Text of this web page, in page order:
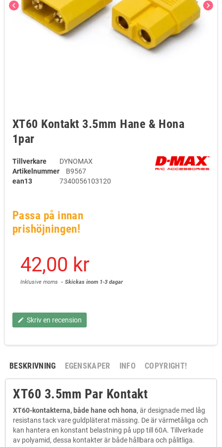
chevron_left chevron_right
XT60 Kontakt 3.5mm Hane & Hona
1par
Tillverkare
DYNOMAX
Artikelnummer
B9567
ean13
7340056103120
Passa på innan
prishöjningen!
42,00 kr
Inklusive moms Skickas inom 1-3 dagar
edit Skriv en recension
BESKRIVNING EGENSKAPER INFO COPYRIGHT!
XT60 3.5mm Par Kontakt
XT60-kontakterna, både hane och hona, är designade med låg
resistans tack vare guldpläterat mässing. De är värmetåliga och
kan hantera en konstant belastning på upp till 60A. Tillverkade
av polyamid, dessa kontakter är både hållbara och pålitliga.